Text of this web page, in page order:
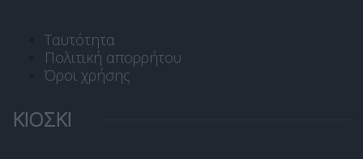
Ταυτότητα
Πολιτική απορρήτου
Όροι χρήσης
ΚΙΟΣΚΙ